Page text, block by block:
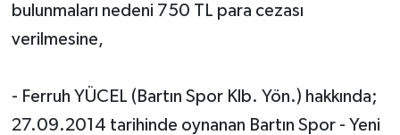
bulunmaları nedeni 750 TL para cezası
verilmesine,
- Ferruh YÜCEL (Bartın Spor Klb. Yön.) hakkında;
27.09.2014 tarihinde oynanan Bartın Spor - Yeni